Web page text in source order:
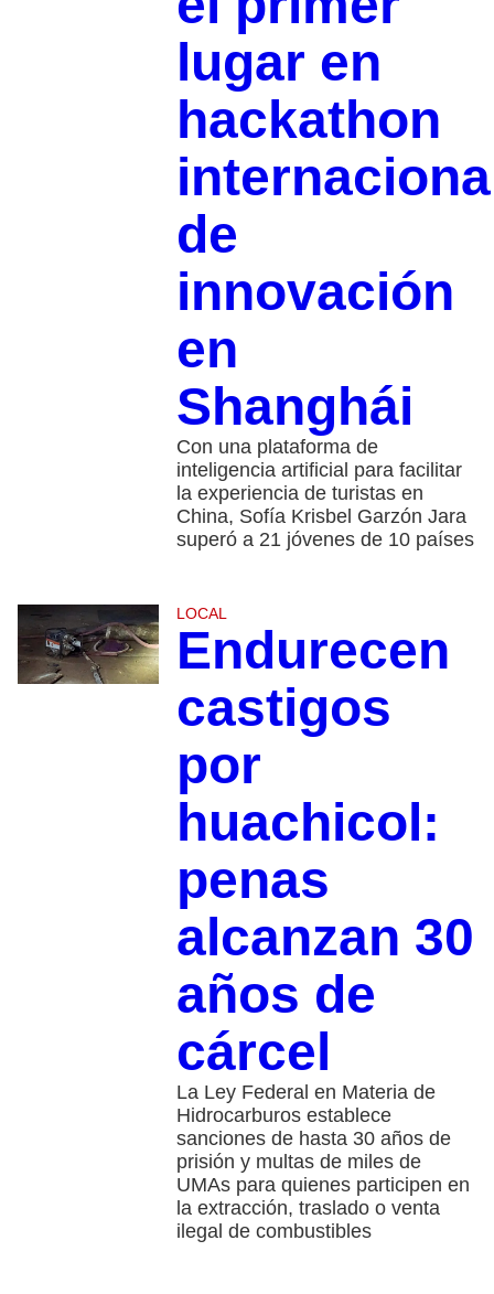
lugar en
hackathon
de
innovación
en
Shanghái
Con una plataforma de
inteligencia artificial para facilitar
la experiencia de turistas en
China, Sofía Krisbel Garzón Jara
superó a 21 jóvenes de 10 países
LOCAL
Endurecen
castigos
por
huachicol:
penas
alcanzan 30
años de
cárcel
La Ley Federal en Materia de
Hidrocarburos establece
sanciones de hasta 30 años de
prisión y multas de miles de
UMAs para quienes participen en
la extracción, traslado o venta
ilegal de combustibles